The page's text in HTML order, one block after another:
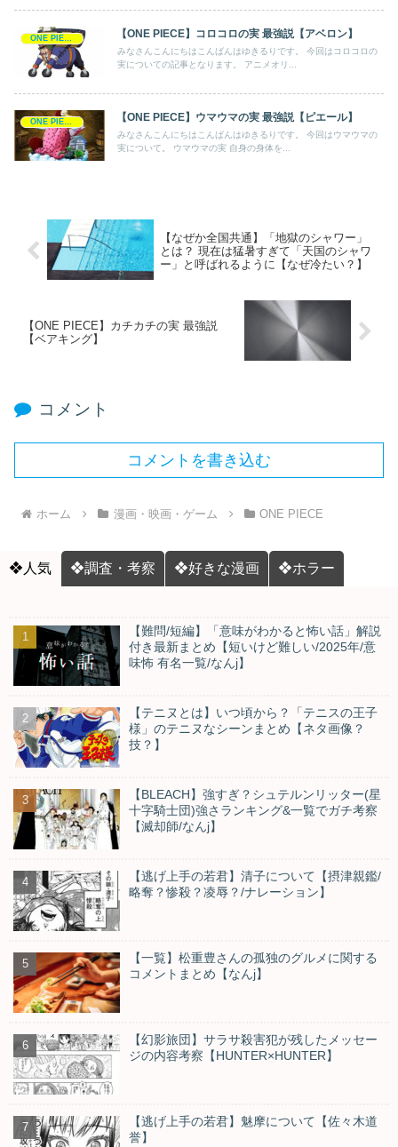
ONE PIECE 【ONE PIECE】コロコロの実 最強説【アベロン】
みなさんこんにちはこんばんはゆきるりです。 今回はコロコロの
実についての記事となります。 アニメオリ...
ONE PIECE 【ONE PIECE】ウマウマの実 最強説【ピエール】
みなさんこんにちはこんばんはゆきるりです。 今回はウマウマの
実について。 ウマウマの実 自身の身体を...
【なぜか全国共通】「地獄のシャワー」
とは？ 現在は猛暑すぎて「天国のシャワ
ー」と呼ばれるように【なぜ冷たい？】
【ONE PIECE】カチカチの実 最強説
【ベアキング】
コメント
コメントを書き込む
ホーム 漫画・映画・ゲーム ONE PIECE
❖人気 ❖調査・考察 ❖好きな漫画 ❖ホラー
【難問/短編】「意味がわかると怖い話」解説
付き最新まとめ【短いけど難しい/2025年/意
味怖 有名一覧/なんj】
【テニヌとは】いつ頃から？「テニスの王子
様」のテニヌなシーンまとめ【ネタ画像？
技？】
【BLEACH】強すぎ？シュテルンリッター(星
十字騎士団)強さランキング&一覧でガチ考察
【滅却師/なんj】
【逃げ上手の若君】清子について【摂津親鑑/
略奪？惨殺？凌辱？/ナレーション】
【一覧】松重豊さんの孤独のグルメに関する
コメントまとめ【なんj】
【幻影旅団】サラサ殺害犯が残したメッセー
ジの内容考察【HUNTER×HUNTER】
【逃げ上手の若君】魅摩について【佐々木道
誉】